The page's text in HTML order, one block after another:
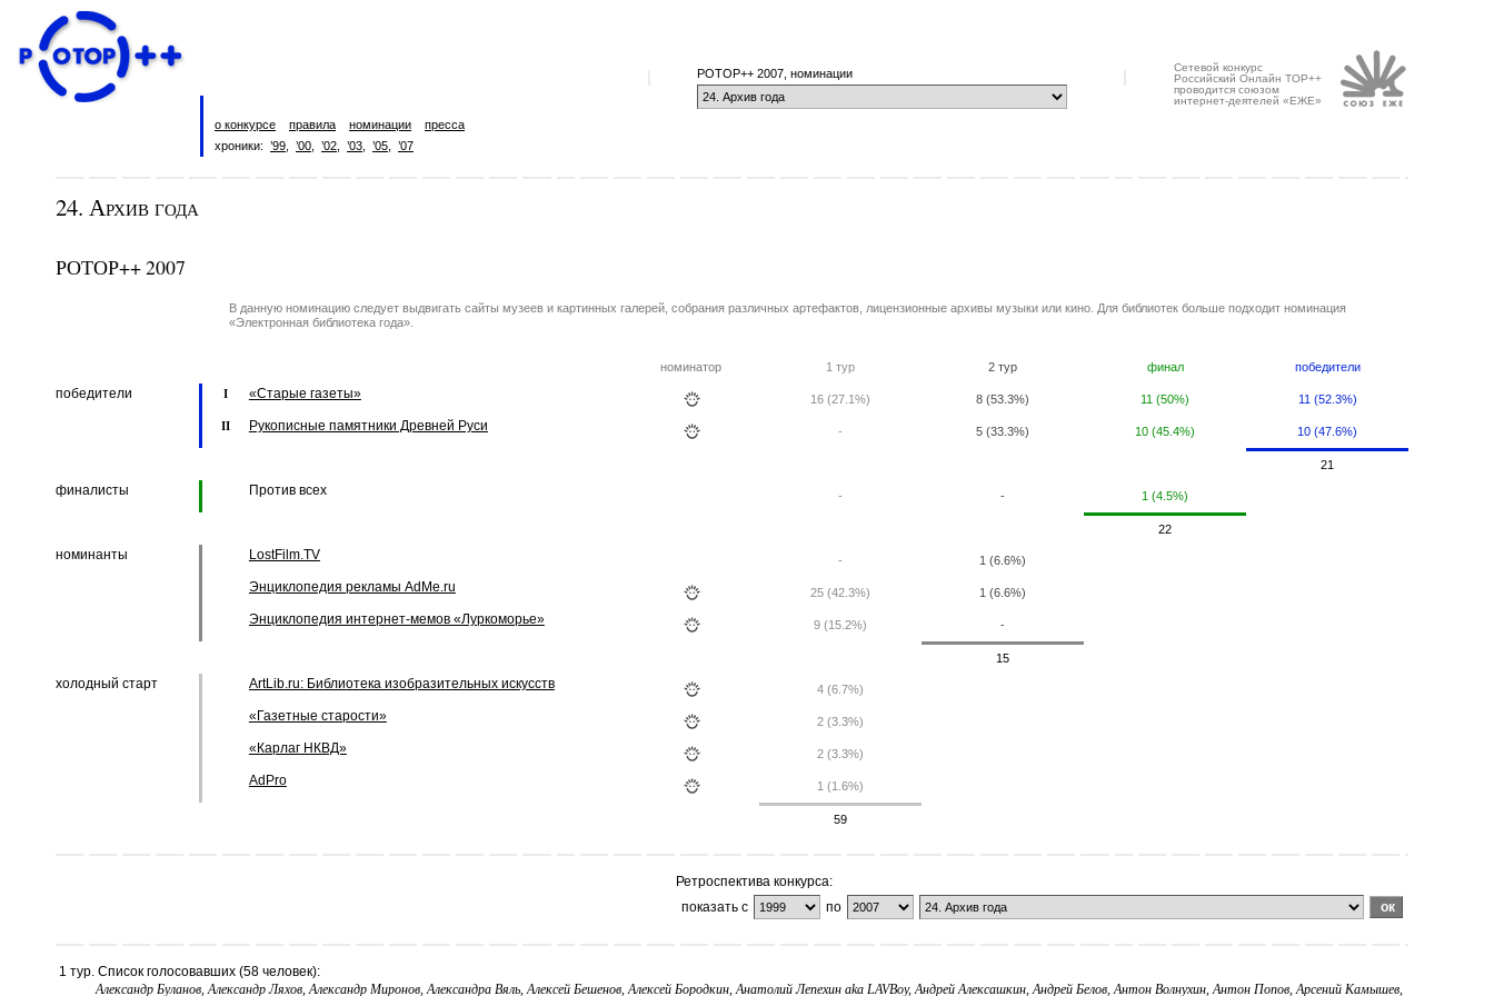
о конкурсе правила номинации
пресса
хроники: ’99 ’00 ’02 ’03 ’05 ’07
РОТОР++ 2007, номинации
Сетевой конкурс
Российский Онлайн ТОР++
проводится союзом
интернет-деятелей «ЕЖЕ»
24. Архив года
РОТОР++ 2007
В данную номинацию следует выдвигать сайты музеев и картинных галерей, собрания различных артефактов, лицензионные архивы музыки или кино. Для библиотек больше подходит номинация
«Электронная библиотека года».
номинатор 1 тур 2 тур финал победители
победители I «Старые газеты» 16 (27.1%) 8 (53.3%) 11 (50%) 11 (52.3%)
II Рукописные памятники Древней Руси - 5 (33.3%) 10 (45.4%) 10 (47.6%)
21
финалисты Против всех - - 1 (4.5%)
22
номинанты LostFilm.TV - 1 (6.6%)
Энциклопедия рекламы AdMe.ru 25 (42.3%) 1 (6.6%)
Энциклопедия интернет-мемов «Луркоморье» 9 (15.2%) -
15
холодный старт ArtLib.ru: Библиотека изобразительных искусств 4 (6.7%)
«Газетные старости» 2 (3.3%)
«Карлаг НКВД» 2 (3.3%)
AdPro 1 (1.6%)
59
Ретроспектива конкурса:
показать с
по
1 тур. Список голосовавших (58 человек):
Александр Буланов, Александр Ляхов, Александр Миронов, Александра Вяль, Алексей Бешенов, Алексей Бородкин, Анатолий Лепехин aka LAVBoy, Андрей Алексашкин, Андрей Белов, Антон Волнухин, Антон Попов, Арсений Камышев,